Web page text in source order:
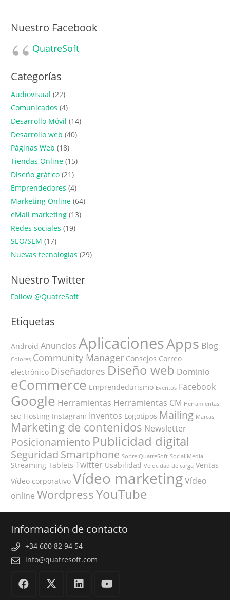
Nuestro Facebook
QuatreSoft
Categorías
Audiovisual (22)
Comunicados (4)
Desarrollo Móvil (14)
Desarrollo web (40)
Páginas Web (18)
Tiendas Online (15)
Diseño gráfico (21)
Emprendedores (4)
Marketing Online (64)
eMail marketing (13)
Redes sociales (19)
SEO/SEM (17)
Nuevas tecnologías (29)
Nuestro Twitter
Follow @QuatreSoft
Etiquetas
Android Anuncios AplicacionesApps Blog
Colores Community Manager Consejos Correo
electrónico Diseñadores Diseño web Dominio
eCommerce Emprendedurismo Eventos Facebook
Google Herramientas Herramientas CM Herramientas
SEO Hosting Instagram Inventos Logotipos Mailing Marcas
Marketing de contenidos Newsletter
Posicionamiento Publicidad digital
Seguridad Smartphone Sobre QuatreSoft Social Media
Streaming Tablets Twitter Usabilidad Velocidad de carga Ventas
Vídeo corporativo Vídeo marketingVídeo
online WordpressYouTube
Información de contacto
+34 600 82 94 54
info@quatresoft.com